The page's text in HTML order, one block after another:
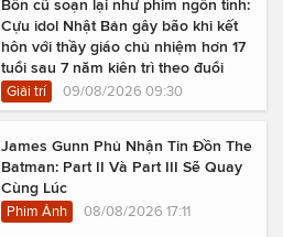
Bổn cũ soạn lại như phim ngôn tình:
Cựu idol Nhật Bản gây bão khi kết
hôn với thầy giáo chủ nhiệm hơn 17
tuổi sau 7 năm kiên trì theo đuổi
Giải trí 09/08/2026 09:30
James Gunn Phủ Nhận Tin Đồn The
Batman: Part II Và Part III Sẽ Quay
Cùng Lúc
Phim Ảnh 08/08/2026 17:11